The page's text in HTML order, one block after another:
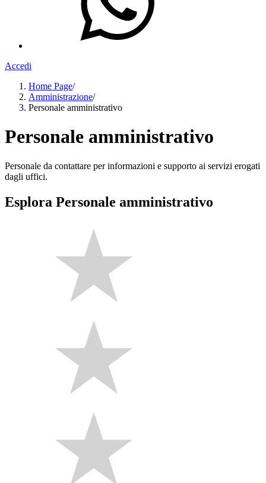
Accedi
Home Page/
Amministrazione/
Personale amministrativo
Personale amministrativo
Personale da contattare per informazioni e supporto ai servizi erogati
dagli uffici.
Esplora Personale amministrativo